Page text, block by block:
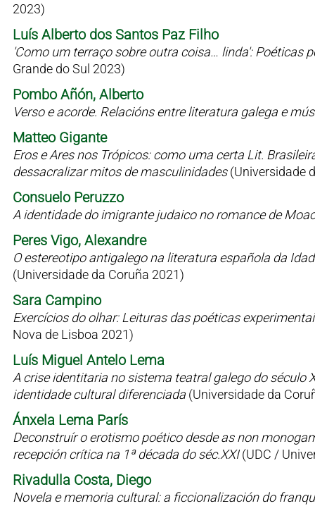
2023)
Luís Alberto dos Santos Paz Filho
'Como um terraço sobre outra coisa… linda': Poéticas
Grande do Sul 2023)
Pombo Añón, Alberto
Verso e acorde. Relacións entre literatura galega e
Matteo Gigante
Eros e Ares nos Trópicos: como uma certa Lit.
dessacralizar mitos de masculinidades(Universidade
Consuelo Peruzzo
A identidade do imigrante judaico no romance de
Peres Vigo, Alexandre
O estereotipo antigalego na literatura española da
(Universidade da Coruña 2021)
Sara Campino
Exercícios do olhar: Leituras das poéticas
Nova de Lisboa 2021)
Luís Miguel Antelo Lema
A crise identitaria no sistema teatral galego do século
identidade cultural diferenciada (Universidade da
Ánxela Lema París
Deconstruír o erotismo poético desde as non
recepción crítica na 1ª década do séc.XXI(UDC /
Rivadulla Costa, Diego
Novela e memoria cultural: a ficcionalización do